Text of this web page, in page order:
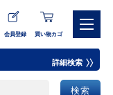
会員登録 買い物カゴ
詳細検索